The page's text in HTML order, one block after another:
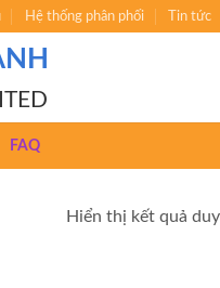
Hệ thống phân phối Tin tức
FAQ
Hiển thị kết quả